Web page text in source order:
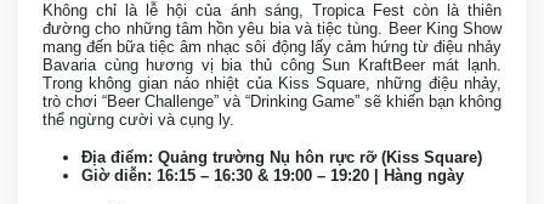
Không chỉ là lễ hội của ánh sáng, Tropica Fest còn là thiên
đường cho những tâm hồn yêu bia và tiệc tùng. Beer King Show
mang đến bữa tiệc âm nhạc sôi động lấy cảm hứng từ điệu nhảy
Bavaria cùng hương vị bia thủ công Sun KraftBeer mát lạnh.
Trong không gian náo nhiệt của Kiss Square, những điệu nhảy,
trò chơi “Beer Challenge” và “Drinking Game” sẽ khiến bạn không
thể ngừng cười và cụng ly.
Địa điểm: Quảng trường Nụ hôn rực rỡ (Kiss Square)
Giờ diễn: 16:15 – 16:30 & 19:00 – 19:20 | Hàng ngày